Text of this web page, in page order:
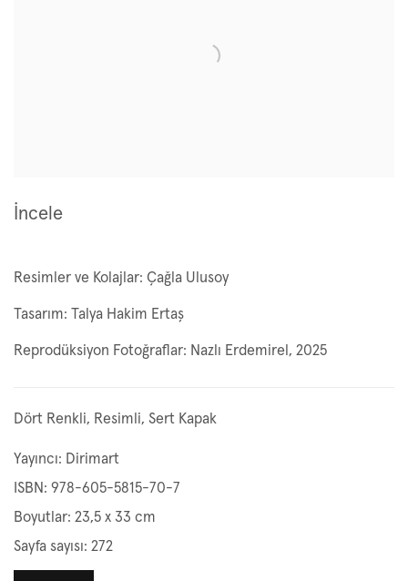
İncele
Resimler ve Kolajlar: Çağla Ulusoy
Tasarım: Talya Hakim Ertaş
Reprodüksiyon Fotoğraflar: Nazlı Erdemirel, 2025
Dört Renkli, Resimli, Sert Kapak
Yayıncı: Dirimart
ISBN: 978-605-5815-70-7
Boyutlar: 23,5 x 33 cm
Sayfa sayısı: 272